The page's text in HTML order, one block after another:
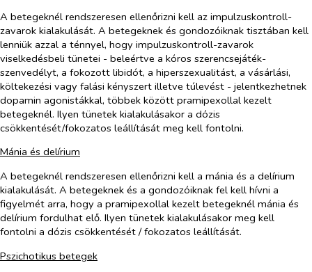
A betegeknél rendszeresen ellenőrizni kell az impulzuskontroll-
zavarok kialakulását. A betegeknek és gondozóiknak tisztában kell
lenniük azzal a ténnyel, hogy impulzuskontroll-zavarok
viselkedésbeli tünetei - beleértve a kóros szerencsejáték-
szenvedélyt, a fokozott libidót, a hiperszexualitást, a vásárlási,
költekezési vagy falási kényszert illetve túlevést - jelentkezhetnek
dopamin agonistákkal, többek között pramipexollal kezelt
betegeknél. Ilyen tünetek kialakulásakor a dózis
csökkentését/fokozatos leállítását meg kell fontolni.
Mánia és delírium
A betegeknél rendszeresen ellenőrizni kell a mánia és a delírium
kialakulását. A betegeknek és a gondozóiknak fel kell hívni a
figyelmét arra, hogy a pramipexollal kezelt betegeknél mánia és
delírium fordulhat elő. Ilyen tünetek kialakulásakor meg kell
fontolni a dózis csökkentését / fokozatos leállítását.
Pszichotikus betegek